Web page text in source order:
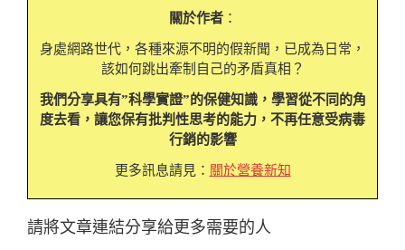
關於作者：
身處網路世代，各種來源不明的假新聞，已成為日常，
該如何跳出牽制自己的矛盾真相？
我們分享具有”科學實證”的保健知識，學習從不同的角
度去看，讓您保有批判性思考的能力，不再任意受病毒
行銷的影響
更多訊息請見： 關於營養新知
請將文章連結分享給更多需要的人